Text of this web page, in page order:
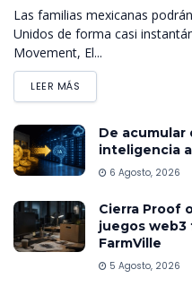
Las familias mexicanas
Unidos de forma casi
Movement, El...
LEER MÁS
De acumular
inteligencia
6 Agosto, 2026
Cierra Proof
juegos web3
FarmVille
5 Agosto, 2026